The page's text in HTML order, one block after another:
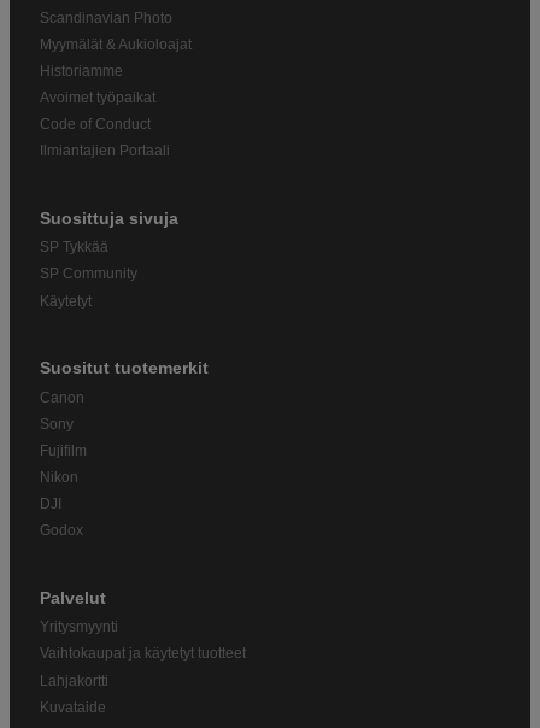
Scandinavian Photo
Myymälät & Aukioloajat
Historiamme
Avoimet työpaikat
Code of Conduct
Ilmiantajien Portaali
Suosittuja sivuja
SP Tykkää
SP Community
Käytetyt
Suositut tuotemerkit
Canon
Sony
Fujifilm
Nikon
DJI
Godox
Palvelut
Yritysmyynti
Vaihtokaupat ja käytetyt tuotteet
Lahjakortti
Kuvataide